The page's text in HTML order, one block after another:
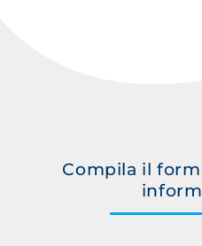
Compila il